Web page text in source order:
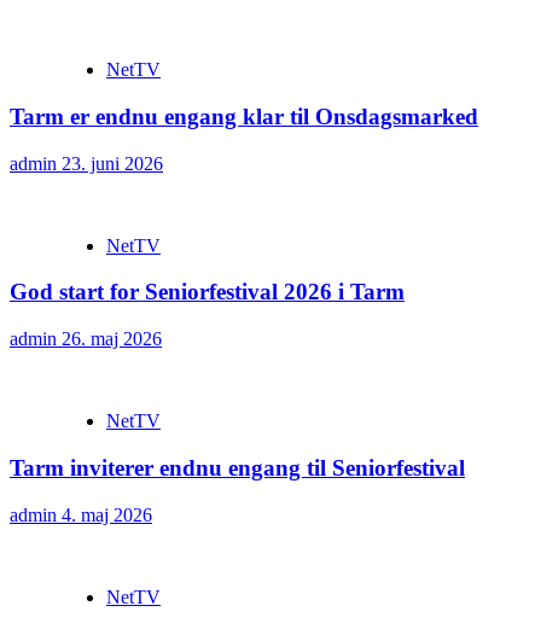
NetTV
Tarm er endnu engang klar til Onsdagsmarked
admin 23. juni 2026
NetTV
God start for Seniorfestival 2026 i Tarm
admin 26. maj 2026
NetTV
Tarm inviterer endnu engang til Seniorfestival
admin 4. maj 2026
NetTV